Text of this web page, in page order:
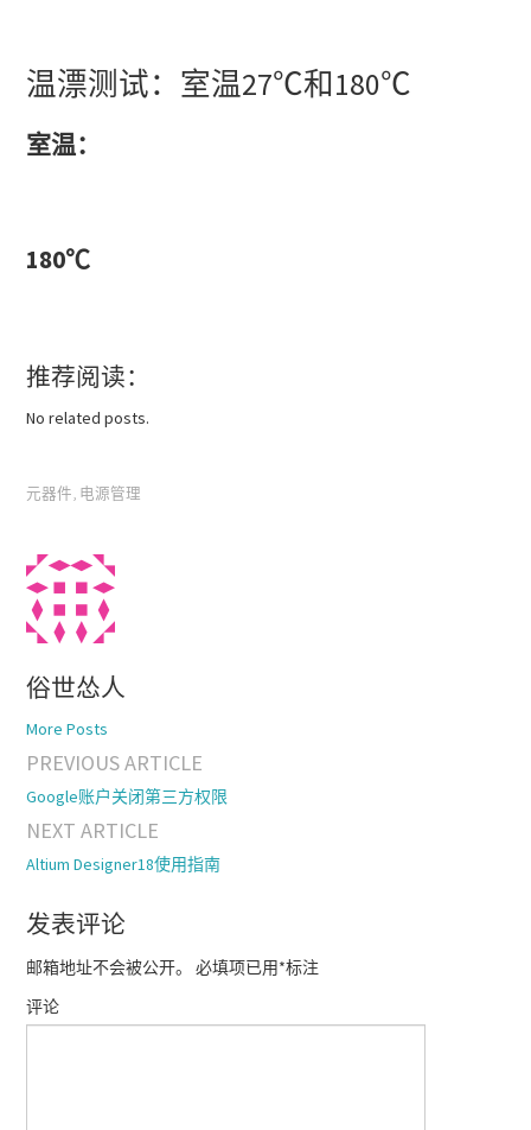
温漂测试：室温27℃和180℃
室温：
180℃
推荐阅读：
No related posts.
元器件 电源管理
俗世怂人
More Posts
Post navigation
PREVIOUS ARTICLE
Google账户关闭第三方权限
NEXT ARTICLE
Altium Designer18使用指南
发表评论
邮箱地址不会被公开。 必填项已用*标注
评论